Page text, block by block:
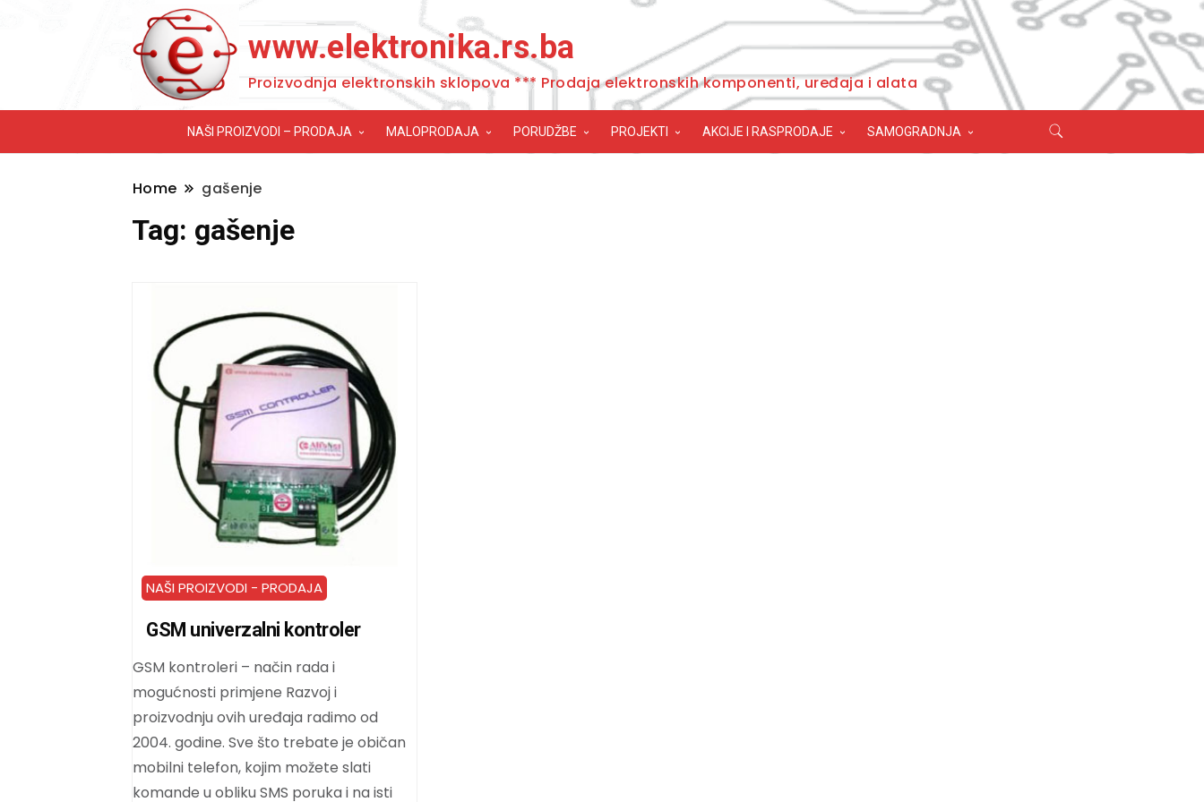
www.elektronika.rs.ba
Proizvodnja elektronskih sklopova *** Prodaja elektronskih komponenti, uređaja i alata
NAŠI PROIZVODI – PRODAJA MALOPRODAJA PORUDŽBE PROJEKTI AKCIJE I RASPRODAJE SAMOGRADNJA
Home gašenje
Tag: gašenje
NAŠI PROIZVODI - PRODAJA
GSM univerzalni kontroler
GSM kontroleri – način rada i
mogućnosti primjene Razvoj i
proizvodnju ovih uređaja radimo od
2004. godine. Sve što trebate je običan
mobilni telefon, kojim možete slati
komande u obliku SMS poruka i na isti